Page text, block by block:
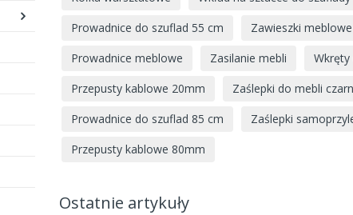
Prowadnice do szuflad 55 cm
Zawieszki meblowe
Prowadnice meblowe
Zasilanie mebli
Przepusty kablowe 20mm
Zaślepki do mebli
Prowadnice do szuflad 85 cm
Zaślepki
Przepusty kablowe 80mm
Ostatnie artykuły